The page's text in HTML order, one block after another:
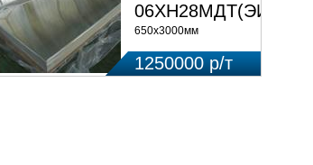
06ХН28МДТ(ЭИ-943)
650х3000мм
1250000 р/т